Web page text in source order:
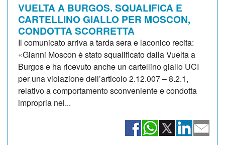
VUELTA A BURGOS. SQUALIFICA E
CARTELLINO GIALLO PER MOSCON,
CONDOTTA SCORRETTA
Il comunicato arriva a tarda sera e laconico recita:
«Gianni Moscon è stato squalificato dalla Vuelta a
Burgos e ha ricevuto anche un cartellino giallo UCI
per una violazione dell’articolo 2.12.007 – 8.2.1,
relativo a comportamento sconveniente e condotta
impropria nei...